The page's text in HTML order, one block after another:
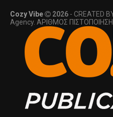
Cozy Vibe 2026 - CREATED
Agency. ΑΡΙΘΜΟΣ